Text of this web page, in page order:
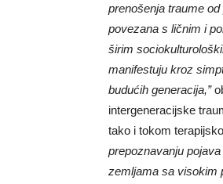
prenošenja traume
povezana s ličnim i
širim
manifestuju kroz
budućih generacija,”
intergeneracijske
tako i tokom
prepoznavanju
zemljama sa visokim